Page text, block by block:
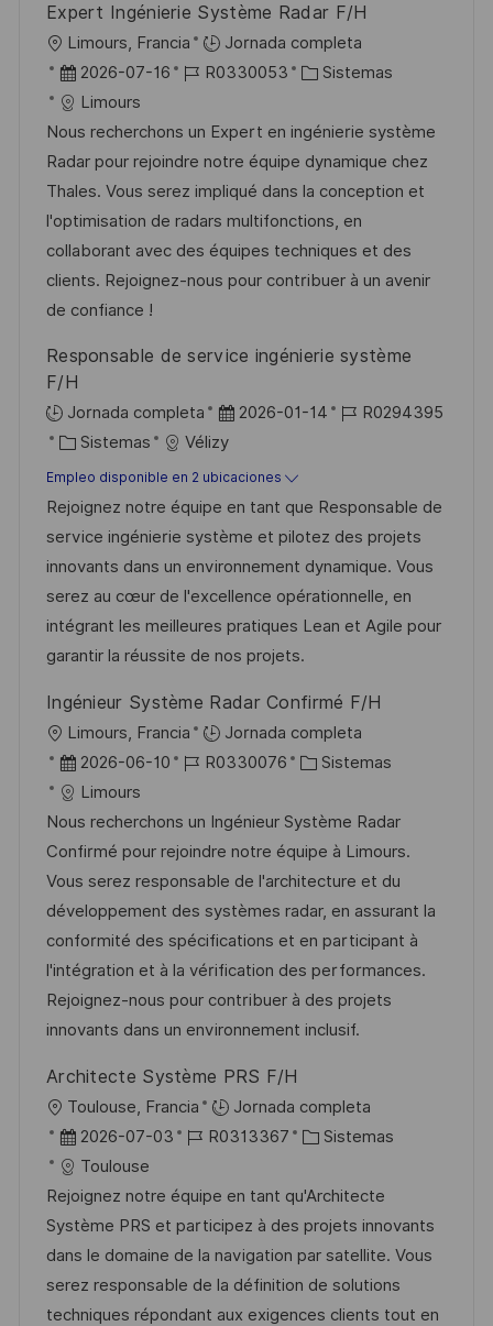
b
l
i
c
a
c
i
ó
n
o
Expert Ingénierie Système Radar F/H
U
b
c
a
c
i
ó
n
Limours, Francia
Jornada completa
F
e
c
h
a
d
e
p
u
l
c
c
i
ó
n
2026-07-16
I
d
e
e
m
p
l
R0330053
C
t
e
g
o
r
í
Sistemas
Limours
Nous recherchons un Expert en ingénierie système
Radar pour rejoindre notre équipe dynamique chez
Thales. Vous serez impliqué dans la conception et
l'optimisation de radars multifonctions, en
collaborant avec des équipes techniques et des
clients. Rejoignez-nous pour contribuer à un avenir
de confiance !
Responsable de service ingénierie système
F/H
Jornada completa
F
e
c
h
a
d
e
p
u
l
i
c
c
i
ó
n
2026-01-14
I
e
e
m
p
R0294395
C
a
t
e
g
o
r
í
Sistemas Vélizy
Empleo disponible en 2 ubicaciones
Rejoignez notre équipe en tant que Responsable de
service ingénierie système et pilotez des projets
innovants dans un environnement dynamique. Vous
serez au cœur de l'excellence opérationnelle, en
intégrant les meilleures pratiques Lean et Agile pour
garantir la réussite de nos projets.
Ingénieur Système Radar Confirmé F/H
U
b
c
a
c
i
ó
n
Limours, Francia
Jornada completa
F
e
c
h
a
d
e
p
u
b
i
c
a
c
i
ó
n
2026-06-10
I
d
e
e
m
p
l
e
o
R0330076
C
t
e
g
o
r
í
a
Sistemas
Limours
Nous recherchons un Ingénieur Système Radar
Confirmé pour rejoindre notre équipe à Limours.
Vous serez responsable de l'architecture et du
développement des systèmes radar, en assurant la
conformité des spécifications et en participant à
l'intégration et à la vérification des performances.
Rejoignez-nous pour contribuer à des projets
innovants dans un environnement inclusif.
Architecte Système PRS F/H
U
b
c
a
c
i
ó
Toulouse, Francia
Jornada completa
F
e
c
h
a
d
e
2026-07-03
I
d
e
e
m
p
R0313367
C
t
e
g
o
r
Sistemas
Toulouse
Rejoignez notre équipe en tant qu'Architecte
Système PRS et participez à des projets innovants
dans le domaine de la navigation par satellite. Vous
serez responsable de la définition de solutions
techniques répondant aux exigences clients tout en